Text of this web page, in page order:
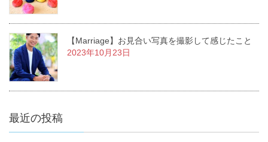
【Marriage】お見合い写真を撮影して感じたこと
2023年10月23日
最近の投稿